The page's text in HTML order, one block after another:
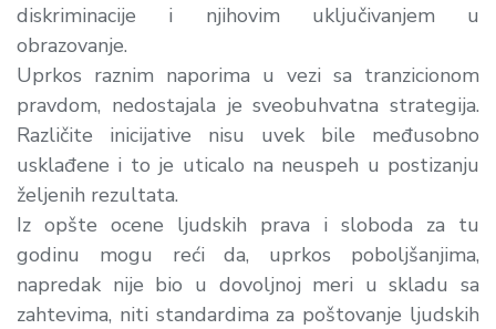
diskriminacije i njihovim uključivanjem u
obrazovanje.
Uprkos raznim naporima u vezi sa tranzicionom
pravdom, nedostajala je sveobuhvatna strategija.
Različite inicijative nisu uvek bile međusobno
usklađene i to je uticalo na neuspeh u postizanju
željenih rezultata.
Iz opšte ocene ljudskih prava i sloboda za tu
godinu mogu reći da, uprkos poboljšanjima,
napredak nije bio u dovoljnoj meri u skladu sa
zahtevima, niti standardima za poštovanje ljudskih